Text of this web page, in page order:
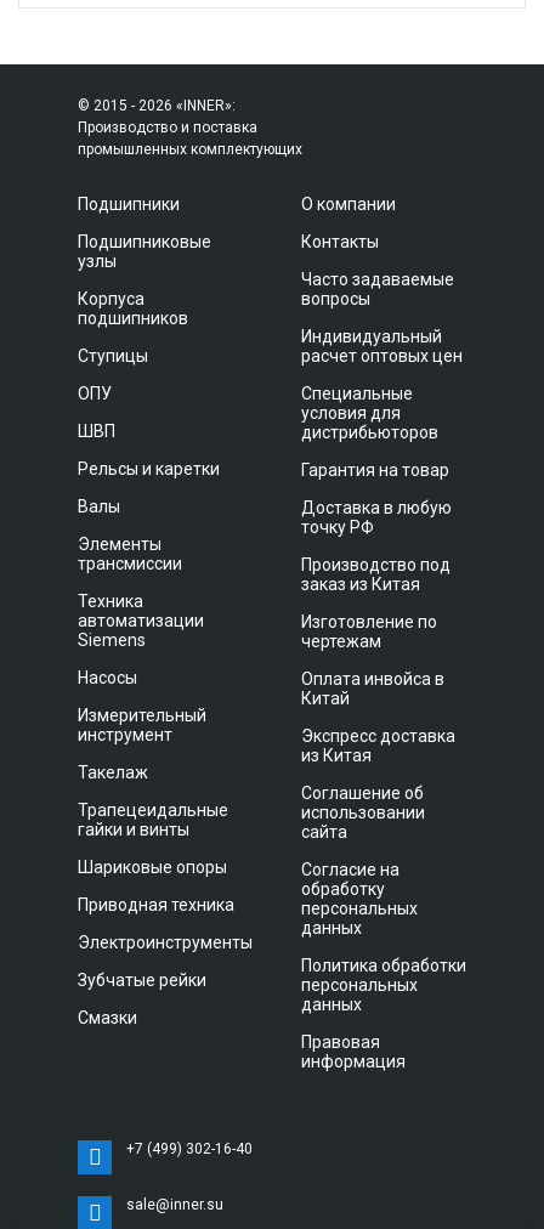
© 2015 - 2026 «INNER»:
Производство и поставка
промышленных комплектующих
Подшипники
Подшипниковые
узлы
Корпуса
подшипников
Ступицы
ОПУ
ШВП
Рельсы и каретки
Валы
Элементы
трансмиссии
Техника
автоматизации
Siemens
Насосы
Измерительный
инструмент
Такелаж
Трапецеидальные
гайки и винты
Шариковые опоры
Приводная техника
Электроинструменты
Зубчатые рейки
Смазки
О компании
Контакты
Часто задаваемые
вопросы
Индивидуальный
расчет оптовых цен
Специальные
условия для
дистрибьюторов
Гарантия на товар
Доставка в любую
точку РФ
Производство под
заказ из Китая
Изготовление по
чертежам
Оплата инвойса в
Китай
Экспресс доставка
из Китая
Соглашение об
использовании
сайта
Согласие на
обработку
персональных
данных
Политика обработки
персональных
данных
Правовая
информация
+7 (499) 302-16-40
sale@inner.su